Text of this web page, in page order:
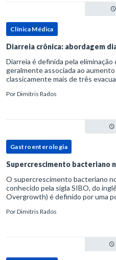
Clínica Médica
Diarreia crônica: abordagem
Diarreia é definida pela
geralmente associada ao
classicamente mais de três
PorDimitris Rados
Gastroenterologia
Supercrescimento bacteriano
O supercrescimento bacteriano
conhecido pela sigla SIBO, do
Overgrowth) é definido por uma
PorDimitris Rados